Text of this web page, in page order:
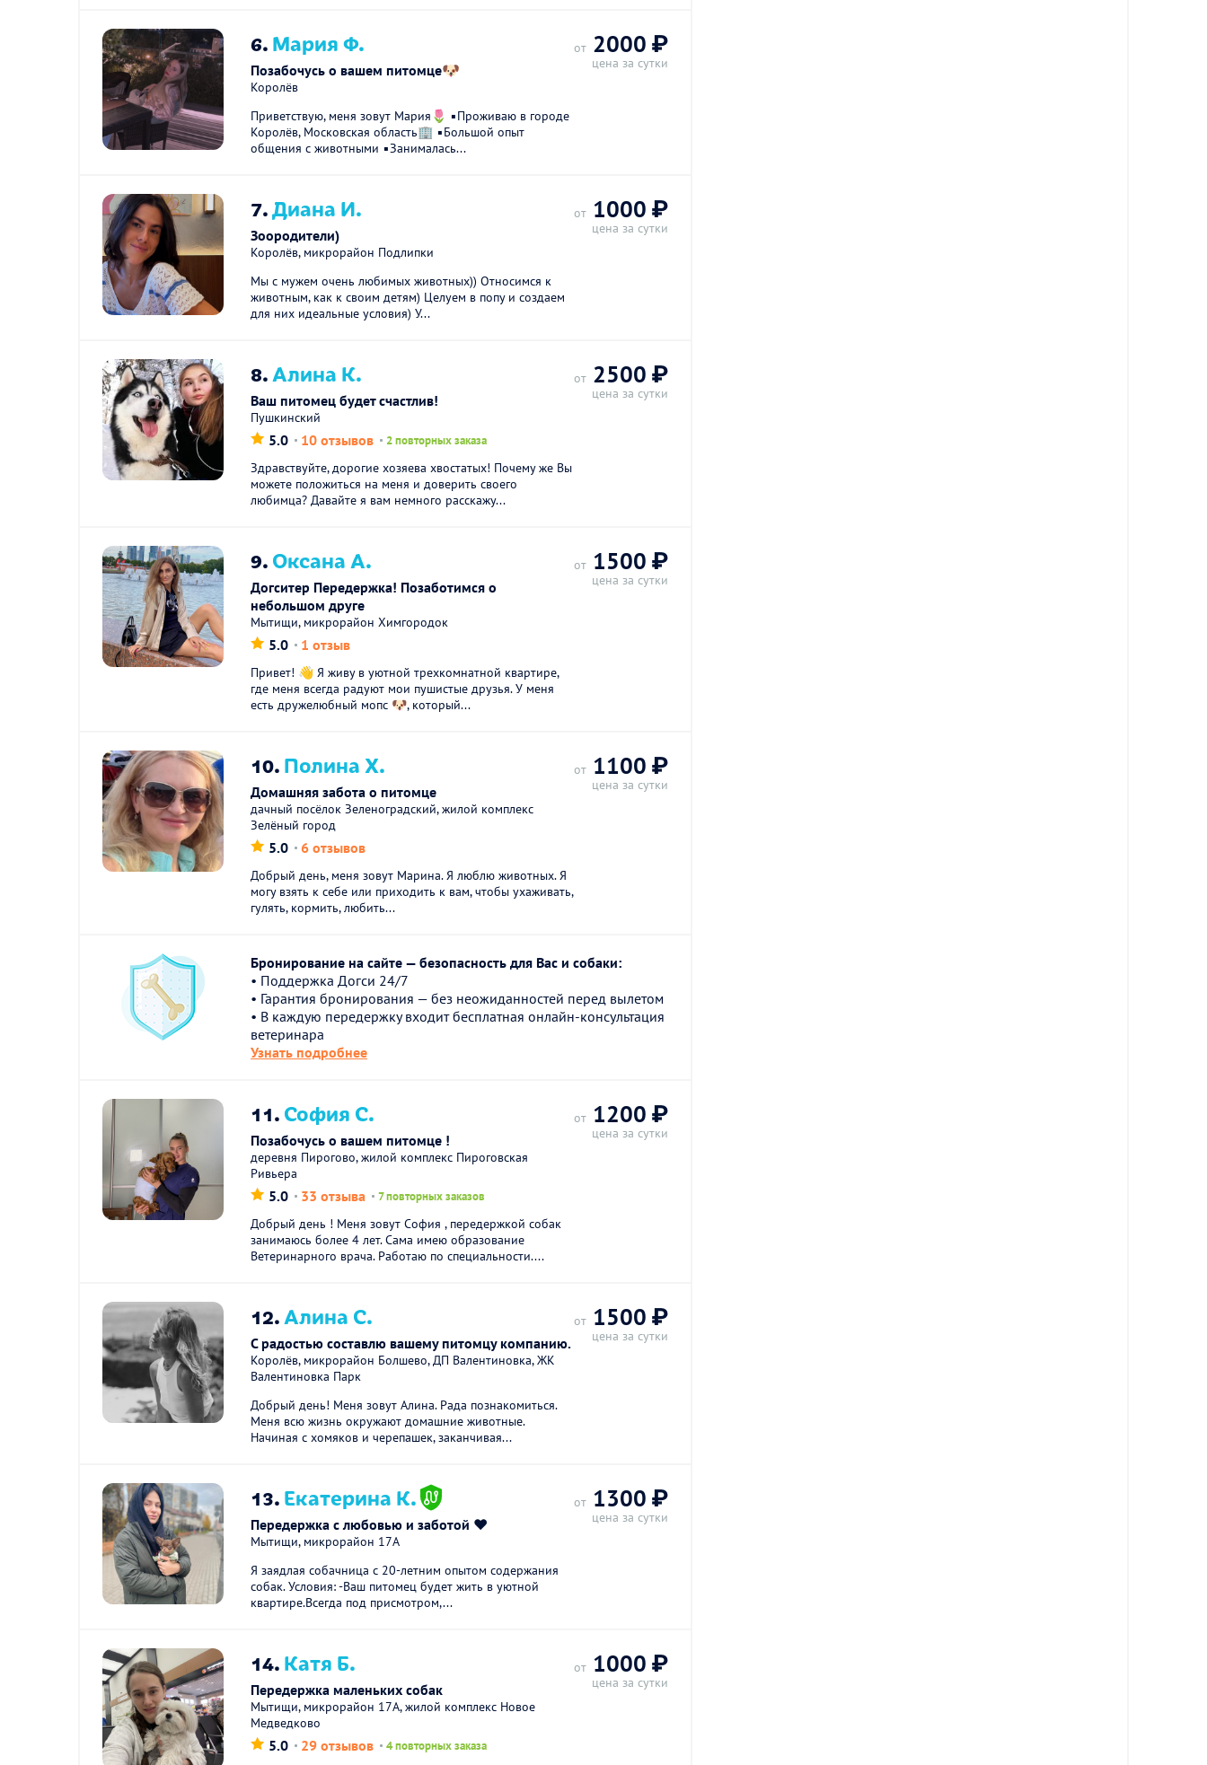
6.Мария Ф.
Позабочусь о вашем питомце🐶
Королёв
Приветствую, меня зовут Мария🌷 ▪️Проживаю в городе
Королёв, Московская область🏢 ▪️Большой опыт
общения с животными ▪️Занималась...
от 2000 ₽
цена за сутки
7.Диана И.
Зоородители)
Королёв, микрорайон Подлипки
Мы с мужем очень любимых животных)) Относимся к
животным, как к своим детям) Целуем в попу и создаем
для них идеальные условия) У...
от 1000 ₽
цена за сутки
8.Алина К.
Ваш питомец будет счастлив!
Пушкинский
5.0 10 отзывов 2 повторных заказа
Здравствуйте, дорогие хозяева хвостатых! Почему же Вы
можете положиться на меня и доверить своего
любимца? Давайте я вам немного расскажу...
от 2500 ₽
цена за сутки
9.Оксана А.
Догситер Передержка! Позаботимся о
небольшом друге
Мытищи, микрорайон Химгородок
5.0 1 отзыв
Привет! 👋 Я живу в уютной трехкомнатной квартире,
где меня всегда радуют мои пушистые друзья. У меня
есть дружелюбный мопс 🐶, который...
от 1500 ₽
цена за сутки
10.Полина Х.
Домашняя забота о питомце
дачный посёлок Зеленоградский, жилой комплекс
Зелёный город
5.0 6 отзывов
Добрый день, меня зовут Марина. Я люблю животных. Я
могу взять к себе или приходить к вам, чтобы ухаживать,
гулять, кормить, любить...
от 1100 ₽
цена за сутки
Бронирование на сайте — безопасность для Вас и собаки:
• Поддержка Догси 24/7
• Гарантия бронирования — без неожиданностей перед вылетом
• В каждую передержку входит бесплатная онлайн-консультация
ветеринара
Узнать подробнее
11.София С.
Позабочусь о вашем питомце !
деревня Пирогово, жилой комплекс Пироговская
Ривьера
5.0 33 отзыва 7 повторных заказов
Добрый день ! Меня зовут София , передержкой собак
занимаюсь более 4 лет. Сама имею образование
Ветеринарного врача. Работаю по специальности....
от 1200 ₽
цена за сутки
12.Алина С.
С радостью составлю вашему питомцу компанию.
Королёв, микрорайон Болшево, ДП Валентиновка, ЖК
Валентиновка Парк
Добрый день! Меня зовут Алина. Рада познакомиться.
Меня всю жизнь окружают домашние животные.
Начиная с хомяков и черепашек, заканчивая...
от 1500 ₽
цена за сутки
13.Екатерина К.
Передержка с любовью и заботой ❤️
Мытищи, микрорайон 17А
Я заядлая собачница с 20-летним опытом содержания
собак. Условия: -Ваш питомец будет жить в уютной
квартире.Всегда под присмотром,...
от 1300 ₽
цена за сутки
14.Катя Б.
Передержка маленьких собак
Мытищи, микрорайон 17А, жилой комплекс Новое
Медведково
5.0 29 отзывов 4 повторных заказа
от 1000 ₽
цена за сутки